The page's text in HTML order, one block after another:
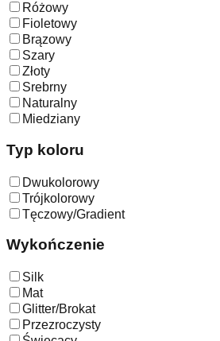
Różowy
Fioletowy
Brązowy
Szary
Złoty
Srebrny
Naturalny
Miedziany
Typ koloru
Dwukolorowy
Trójkolorowy
Tęczowy/Gradient
Wykończenie
Silk
Mat
Glitter/Brokat
Przezroczysty